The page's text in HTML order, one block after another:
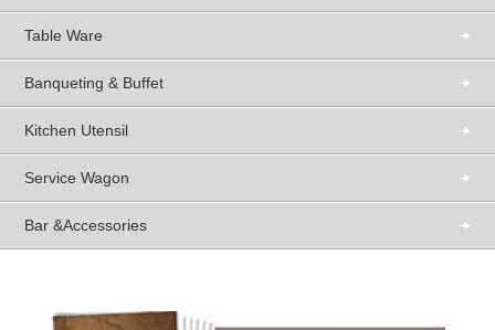
Table Ware
Banqueting & Buffet
Kitchen Utensil
Service Wagon
Bar &Accessories